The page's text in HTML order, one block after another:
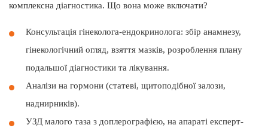
комплексна діагностика. Що вона може включати?
Консультація гінеколога-ендокринолога: збір анамнезу,
гінекологічний огляд, взяття мазків, розроблення плану
подальшої діагностики та лікування.
Аналізи на гормони (статеві, щитоподібної залози,
наднирників).
УЗД малого таза з доплерографією, на апараті експерт-